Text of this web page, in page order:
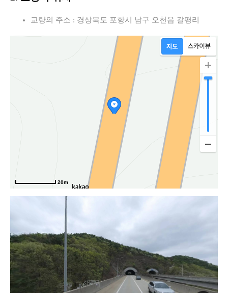
교량의 주소 : 경상북도 포항시 남구 오천읍 갈평리
20m
동해고속